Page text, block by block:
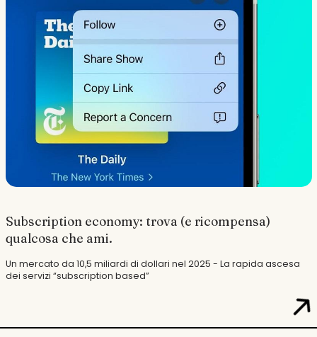
Subscription economy: trova (e ricompensa)
qualcosa che ami.
Un mercato da 10,5 miliardi di dollari nel 2025 - La rapida ascesa
dei servizi “subscription based”